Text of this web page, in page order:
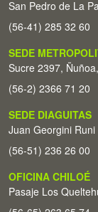
San Pedro de La
(56-41) 285 32 60
SEDE
Sucre 2397,
(56-2) 2366 71 20
SEDE DIAGUITAS
Juan Georgini
(56-51) 236 26 00
OFICINA CHILOÉ
Pasaje Los